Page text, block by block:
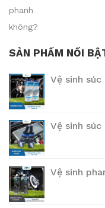
SẢN PHẨM NỔI
Vệ sinh
Vệ sinh
Vệ sinh